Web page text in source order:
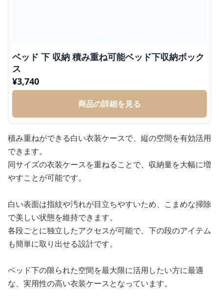
ベッド 下 収納 積み重ね可能ベッド下収納ボック
ス
¥3,740
商品の詳細を見る
積み重ねができる白い衣装ケースで、縦の空間を有効活用
できます。
同サイズの衣装ケースを重ねることで、収納量を大幅に増
やすことが可能です。
白い表面は指紋や汚れが目立ちやすいため、こまめな掃除
で美しい状態を維持できます。
各段ごとに独立したアクセスが可能で、下の段のアイテム
も簡単に取り出せる設計です。
ベッド下の限られた空間を最大限に活用したい方に最適
な、実用性の高い衣装ケースとなっています。